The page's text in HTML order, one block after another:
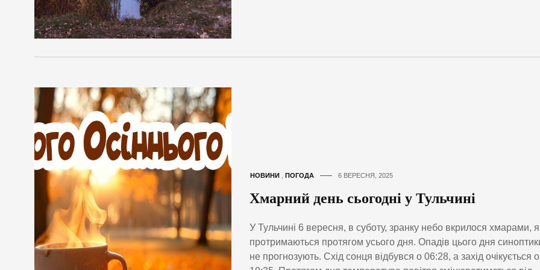
НОВИНИ ПОГОДА 6 ВЕРЕСНЯ, 2025
Хмарний день сьогодні у Тульчині
У Тульчині 6 вересня, в суботу, зранку небо вкрилося хмарами,
протримаються протягом усього дня. Опадів цього дня
не прогнозують. Схід сонця відбувся о 06:28, а захід очікується о